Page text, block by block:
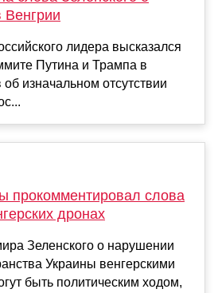
лидера высказался
Путина и Трампа в
изначальном отсутствии
прокомментировал слова
дронах
Зеленского о нарушении
Украины венгерскими
быть политическим ходом,